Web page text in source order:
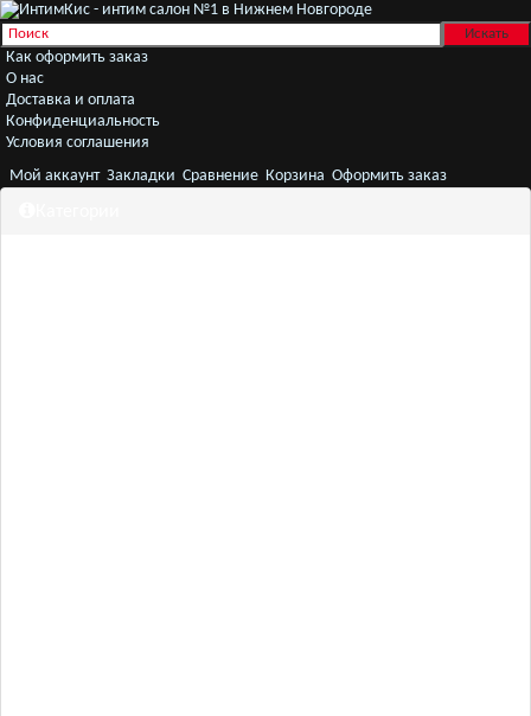
Как оформить заказ
О нас
Доставка и оплата
Конфиденциальность
Условия соглашения
Мой аккаунт Закладки Сравнение Корзина Оформить заказ